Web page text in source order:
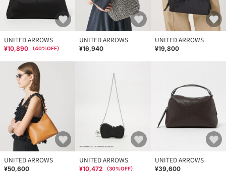
UNITED ARROWS
¥10,890 （40%OFF）
UNITED ARROWS
¥16,940
UNITED ARROWS
¥19,800
UNITED ARROWS
¥50,600
UNITED ARROWS
¥10,472 （30%OFF）
UNITED ARROWS
¥39,600